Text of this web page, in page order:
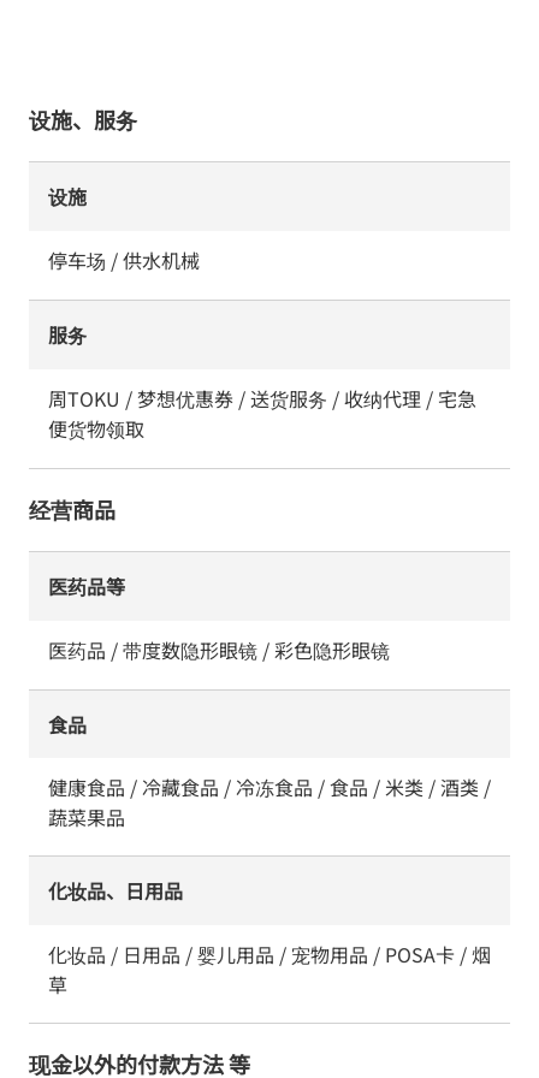
设施、服务
设施
停车场 / 供水机械
服务
周TOKU / 梦想优惠券 / 送货服务 / 收纳代理 / 宅急
便货物领取
经营商品
医药品等
医药品 / 带度数隐形眼镜 / 彩色隐形眼镜
食品
健康食品 / 冷藏食品 / 冷冻食品 / 食品 / 米类 / 酒类 /
蔬菜果品
化妆品、日用品
化妆品 / 日用品 / 婴儿用品 / 宠物用品 / POSA卡 / 烟
草
现金以外的付款方法 等